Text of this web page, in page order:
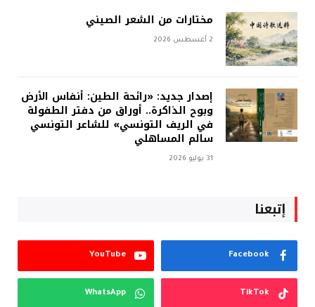
مختارات من الشعر الصيني
2 أغسطس 2026
إصدار جديد: «رائحة الطين: أنفاس الأرض
وبوح الذاكرة.. أوراق من دفتر الطفولة
في الريف التونسي» للشاعر التونسي
سالم المساهلي
31 يوليو 2026
إتبعنا
Facebook
YouTube
TikTok
WhatsApp